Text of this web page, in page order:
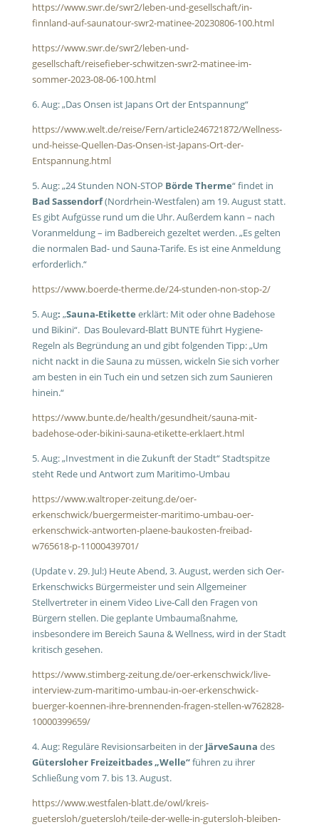
https://www.swr.de/swr2/leben-und-gesellschaft/in-
finnland-auf-saunatour-swr2-matinee-20230806-100.html
https://www.swr.de/swr2/leben-und-
gesellschaft/reisefieber-schwitzen-swr2-matinee-im-
sommer-2023-08-06-100.html
6. Aug: „Das Onsen ist Japans Ort der Entspannung“
https://www.welt.de/reise/Fern/article246721872/Wellness-
und-heisse-Quellen-Das-Onsen-ist-Japans-Ort-der-
Entspannung.html
5. Aug: „24 Stunden NON-STOP Börde Therme“ findet in
Bad Sassendorf(Nordrhein-Westfalen) am 19. August statt.
Es gibt Aufgüsse rund um die Uhr. Außerdem kann – nach
Voranmeldung – im Badbereich gezeltet werden. „Es gelten
die normalen Bad- und Sauna-Tarife. Es ist eine Anmeldung
erforderlich.“
https://www.boerde-therme.de/24-stunden-non-stop-2/
5. Aug: „Sauna-Etikette erklärt: Mit oder ohne Badehose
und Bikini“. Das Boulevard-Blatt BUNTE führt Hygiene-
Regeln als Begründung an und gibt folgenden Tipp: „Um
nicht nackt in die Sauna zu müssen, wickeln Sie sich vorher
am besten in ein Tuch ein und setzen sich zum Saunieren
hinein.“
https://www.bunte.de/health/gesundheit/sauna-mit-
badehose-oder-bikini-sauna-etikette-erklaert.html
5. Aug: „Investment in die Zukunft der Stadt“Stadtspitze
steht Rede und Antwort zum Maritimo-Umbau
https://www.waltroper-zeitung.de/oer-
erkenschwick/buergermeister-maritimo-umbau-oer-
erkenschwick-antworten-plaene-baukosten-freibad-
w765618-p-11000439701/
(Update v. 29. Jul:) Heute Abend, 3. August, werden sich Oer-
Erkenschwicks Bürgermeister und sein Allgemeiner
Stellvertreter in einem Video Live-Call den Fragen von
Bürgern stellen. Die geplante Umbaumaßnahme,
insbesondere im Bereich Sauna & Wellness, wird in der Stadt
kritisch gesehen.
https://www.stimberg-zeitung.de/oer-erkenschwick/live-
interview-zum-maritimo-umbau-in-oer-erkenschwick-
buerger-koennen-ihre-brennenden-fragen-stellen-w762828-
10000399659/
4. Aug: Reguläre Revisionsarbeiten in der JärveSauna des
Gütersloher Freizeitbades „Welle“führen zu ihrer
Schließung vom 7. bis 13. August.
https://www.westfalen-blatt.de/owl/kreis-
guetersloh/guetersloh/teile-der-welle-in-gutersloh-bleiben-